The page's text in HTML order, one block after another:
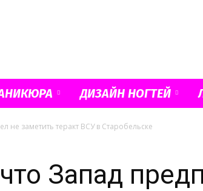
Французский
ДИЗАЙН НОГТЕЙ
не заметить теракт ВСУ в Старобельске
Запад